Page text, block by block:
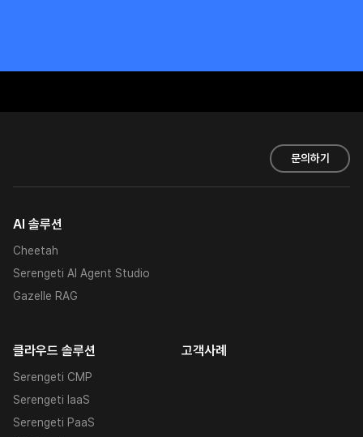
문의하기
AI 솔루션
Cheetah
Serengeti AI Agent Studio
Gazelle RAG
클라우드 솔루션
Serengeti CMP
Serengeti IaaS
Serengeti PaaS
고객사례